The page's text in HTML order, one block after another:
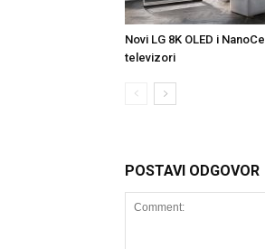
Novi LG 8K OLED i NanoCell
televizori
POSTAVI ODGOVOR